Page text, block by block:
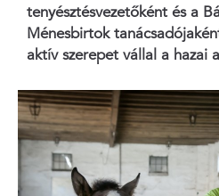
tenyésztésvezetőként és a
Ménesbirtok
aktív szerepet vállal a hazai